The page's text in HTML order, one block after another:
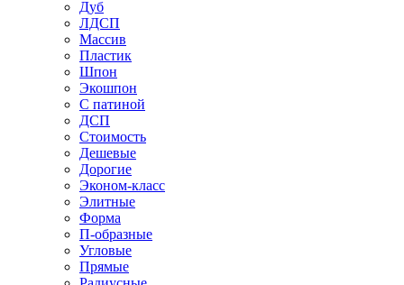
Дуб
ЛДСП
Массив
Пластик
Шпон
Экошпон
С патиной
ДСП
Стоимость
Дешевые
Дорогие
Эконом-класс
Элитные
Форма
П-образные
Угловые
Прямые